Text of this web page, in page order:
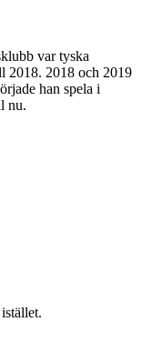
var tyska
2018. 2018 och 2019
han spela i
nu.